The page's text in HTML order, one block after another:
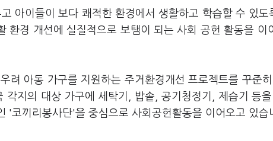
아이들이 보다 쾌적한 환경에서 생활하고 학습할 수 있도
환경 개선에 실질적으로 보탬이 되는 사회 공헌 활동을 이
려 아동 가구를 지원하는 주거환경개선 프로젝트를 꾸준
지의 대상 가구에 세탁기, 밥솥, 공기청정기, 제습기 등
'코끼리봉사단'을 중심으로 사회공헌활동을 이어오고 있습